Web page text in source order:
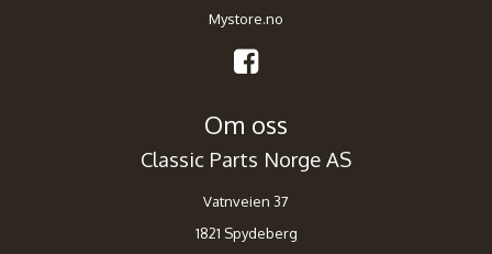
Mystore.no
Om oss
Classic Parts Norge AS
Vatnveien 37
1821 Spydeberg